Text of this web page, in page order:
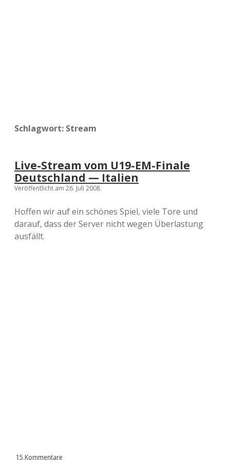
Schlagwort: Stream
Live-Stream vom U19-EM-Finale
Deutschland — Italien
Veröffentlicht am 26. Juli 2008
Hoffen wir auf ein schönes Spiel, viele Tore und
darauf, dass der Server nicht wegen Überlastung
ausfällt.
15 Kommentare